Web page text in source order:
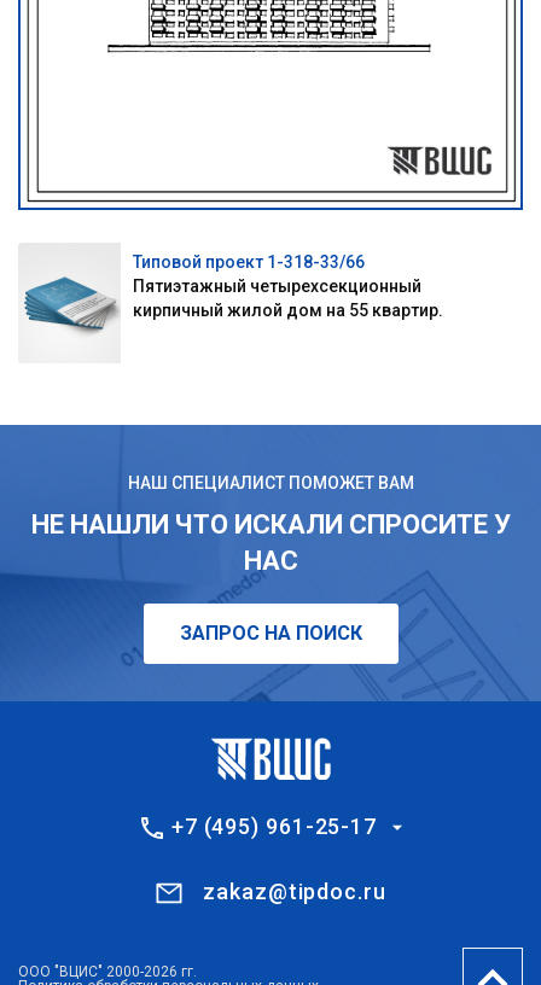
Типовой проект 1-318-33/66
Пятиэтажный четырехсекционный
кирпичный жилой дом на 55 квартир.
НАШ СПЕЦИАЛИСТ ПОМОЖЕТ ВАМ
НЕ НАШЛИ ЧТО ИСКАЛИ СПРОСИТЕ У
НАС
ЗАПРОС НА ПОИСК
+7 (495) 961-25-17
zakaz@tipdoc.ru
ООО "ВЦИС" 2000-2026 гг.